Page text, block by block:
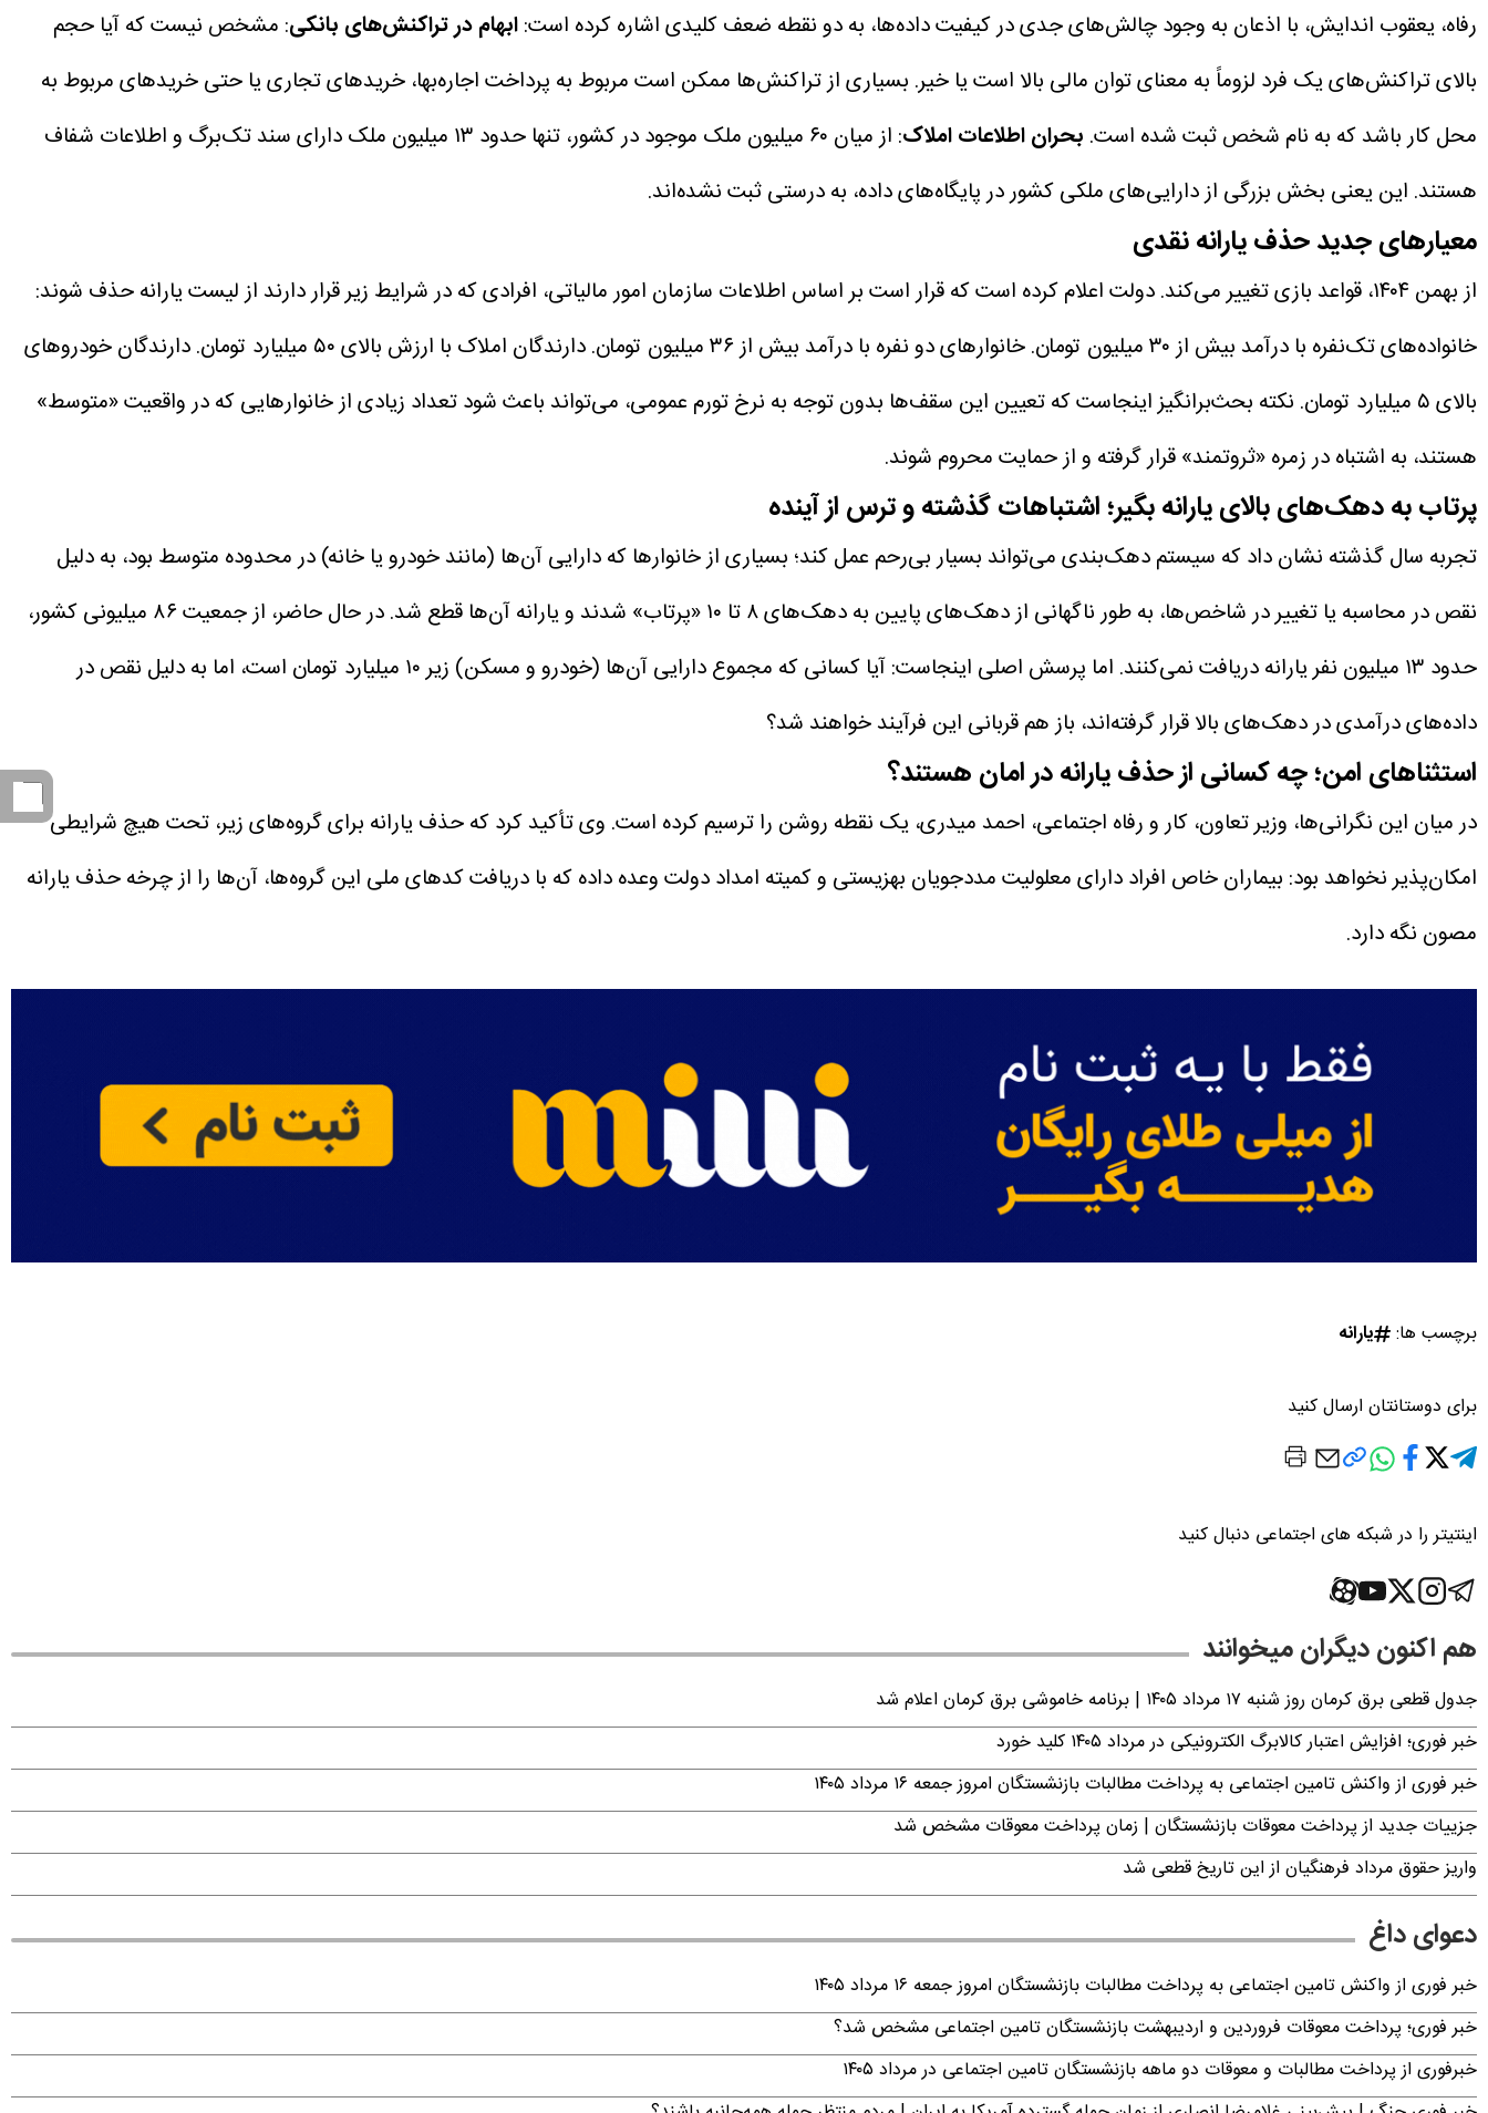
رفاه، یعقوب اندایش، با اذعان به وجود چالش‌های جدی در کیفیت داده‌ها، به دو نقطه ضعف کلیدی اشاره کرده است:ابهام در تراکنش‌های بانکی: مشخص نیست که آیا حجم
بالای تراکنش‌های یک فرد لزوماً به معنای توان مالی بالا است یا خیر. بسیاری از تراکنش‌ها ممکن است مربوط به پرداخت اجاره‌بها، خریدهای تجاری یا حتی خریدهای مربوط به
محل کار باشد که به نام شخص ثبت شده است. بحران اطلاعات املاک
: از میان ۶۰ میلیون ملک موجود در کشور، تنها حدود ۱۳ میلیون ملک دارای سند تک‌برگ و اطلاعات شفاف
هستند. این یعنی بخش بزرگی از دارایی‌های ملکی کشور در پایگاه‌های داده، به درستی ثبت نشده‌اند.
معیارهای جدید حذف یارانه نقدی
از بهمن ۱۴۰۴، قواعد بازی تغییر می‌کند. دولت اعلام کرده است که قرار است بر اساس اطلاعات سازمان امور مالیاتی، افرادی که در شرایط زیر قرار دارند از لیست یارانه حذف شوند:
خانواده‌های تک‌نفره با درآمد بیش از ۳۰ میلیون تومان.
خانوارهای دو نفره با درآمد بیش از ۳۶ میلیون تومان. دارندگان املاک با ارزش بالای ۵۰ میلیارد تومان.
دارندگان خودروهای
بالای ۵ میلیارد تومان.
نکته بحث‌برانگیز اینجاست که تعیین این سقف‌ها بدون توجه به نرخ تورم عمومی، می‌تواند باعث شود تعداد زیادی از خانوارهایی که در واقعیت «متوسط»
هستند، به اشتباه در زمره «ثروتمند» قرار گرفته و از حمایت محروم شوند.
پرتاب به دهک‌های بالای یارانه بگیر؛ اشتباهات گذشته و ترس از آینده
تجربه سال گذشته نشان داد که سیستم دهک‌بندی می‌تواند بسیار بی‌رحم عمل کند؛ بسیاری از خانوارها که دارایی آن‌ها (مانند خودرو یا خانه) در محدوده متوسط بود، به دلیل
نقص در محاسبه یا تغییر در شاخص‌ها، به طور ناگهانی از دهک‌های پایین به دهک‌های ۸ تا ۱۰ «پرتاب» شدند و یارانه آن‌ها قطع شد.
در حال حاضر، از جمعیت ۸۶ میلیونی کشور،
حدود ۱۳ میلیون نفر یارانه دریافت نمی‌کنند. اما پرسش اصلی اینجاست: آیا کسانی که مجموع دارایی آن‌ها (خودرو و مسکن) زیر ۱۰ میلیارد تومان است، اما به دلیل نقص در
داده‌های درآمدی در دهک‌های بالا قرار گرفته‌اند، باز هم قربانی این فرآیند خواهند شد؟
استثناهای امن؛ چه کسانی از حذف یارانه در امان هستند؟
در میان این نگرانی‌ها، وزیر تعاون، کار و رفاه اجتماعی، احمد میدری، یک نقطه روشن را ترسیم کرده است. وی تأکید کرد که حذف یارانه برای گروه‌های زیر، تحت هیچ شرایطی
امکان‌پذیر نخواهد بود: بیماران خاص افراد دارای معلولیتمددجویان بهزیستی و کمیته امداددولت وعده داده که با دریافت کدهای ملی این گروه‌ها، آن‌ها را از چرخه حذف یارانه
مصون نگه دارد.
برچسب ها: یارانه
برای دوستانتان ارسال کنید
اینتیتر را در شبکه های اجتماعی دنبال کنید
هم اکنون دیگران میخوانند
جدول قطعی برق کرمان روز شنبه ۱۷ مرداد ۱۴۰۵ | برنامه خاموشی برق کرمان اعلام شد
خبر فوری؛ افزایش اعتبار کالابرگ الکترونیکی در مرداد ۱۴۰۵ کلید خورد
خبر فوری از واکنش تامین اجتماعی به پرداخت مطالبات بازنشستگان امروز جمعه ۱۶ مرداد ۱۴۰۵
جزییات جدید از پرداخت معوقات بازنشستگان | زمان پرداخت معوقات مشخص شد
واریز حقوق مرداد فرهنگیان از این تاریخ قطعی شد
دعوای داغ
خبر فوری از واکنش تامین اجتماعی به پرداخت مطالبات بازنشستگان امروز جمعه ۱۶ مرداد ۱۴۰۵
خبر فوری؛ پرداخت معوقات فروردین و اردیبهشت بازنشستگان تامین اجتماعی مشخص شد؟
خبرفوری از پرداخت مطالبات و معوقات دو ماهه بازنشستگان تامین اجتماعی در مرداد ۱۴۰۵